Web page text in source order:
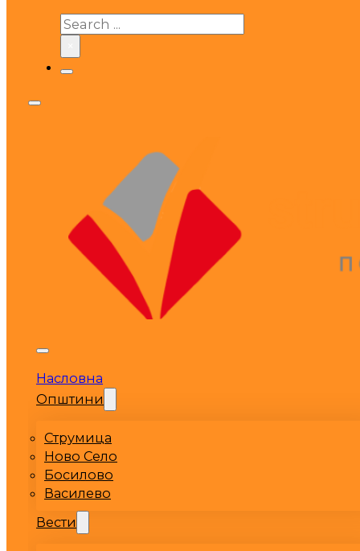
Search
Насловна
Општини
Струмица
Ново Село
Босилово
Василево
Вести